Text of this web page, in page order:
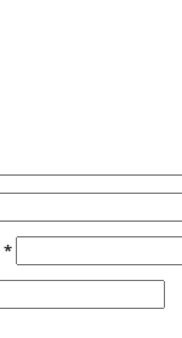
*